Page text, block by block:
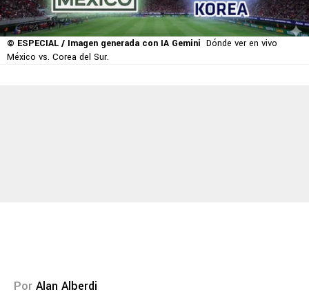
© ESPECIAL / Imagen generada con IA Gemini Dónde ver en vivo
México vs. Corea del Sur.
Por Alan Alberdi